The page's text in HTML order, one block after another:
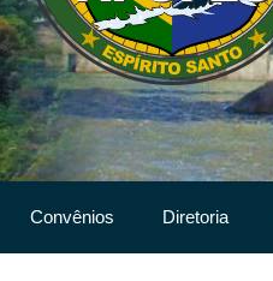
Convênios Diretoria